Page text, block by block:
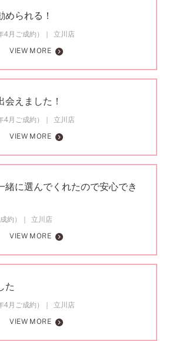
められる！
月ご成約）
立川店
VIEW MORE
会えました！
月ご成約）
立川店
VIEW MORE
緒に選んでくれたので安心でき
約）
立川店
VIEW MORE
た
月ご成約）
立川店
VIEW MORE